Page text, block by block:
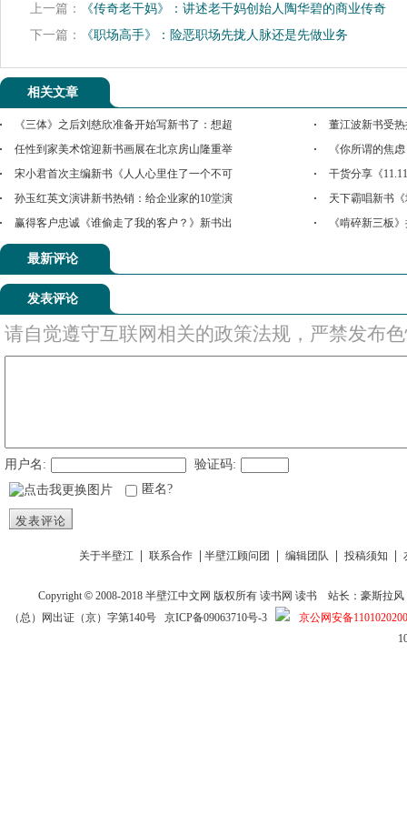
上一篇：
《传奇老干妈》：讲述老干妈创始人陶华碧的商业传奇
下一篇：
《职场高手》：险恶职场先拢人脉还是先做业务
相关文章
《三体》之后刘慈欣准备开始写新书了：想超
董江波新书受
任性到家美术馆迎新书画展在北京房山隆重举
《你所谓的焦
宋小君首次主编新书《人人心里住了一个不可
干货分享《
孙玉红英文演讲新书热销：给企业家的10堂演
天下霸唱新书
赢得客户忠诚《谁偷走了我的客户？》新书出
《啃碎新三板
最新评论
发表评论
请自觉遵守互联网相关的政策法规，严禁发布
用户名:
验证码:
匿名?
发表评论
关于半壁江 联系合作 半壁江顾问团 编辑团队 投稿须知
Copyright © 2008-2018半壁江中文网 版权所有读书网 读书
站长：豪斯拉风
（总）网出证（京）字第140号 京ICP备09063710号-3
京公网安备